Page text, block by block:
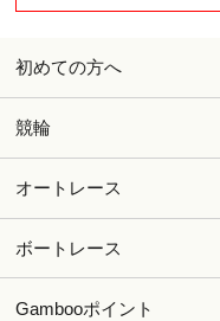
初めての方へ
競輪
オートレース
ボートレース
Gambooポイント